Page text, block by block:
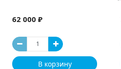
62 000 ₽
В корзину